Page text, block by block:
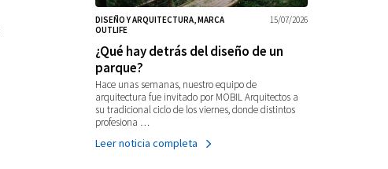
15/07/2026
DISEÑO Y ARQUITECTURA, MARCA
OUTLIFE
¿Qué hay detrás del diseño de un
parque?
Hace unas semanas, nuestro equipo de
arquitectura fue invitado por MOBIL Arquitectos a
su tradicional ciclo de los viernes, donde distintos
profesiona …
Leer noticia completa